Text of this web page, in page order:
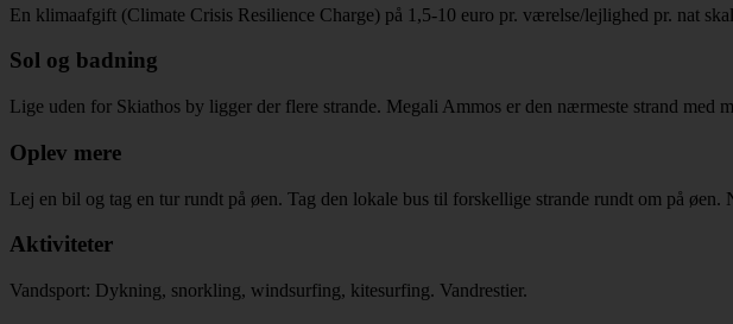
En klimaafgift (Climate Crisis Resilience Charge) på 1,5-10 euro pr. værelse/lejlighed pr. nat
Sol og badning
Lige uden for Skiathos by ligger der flere strande. Megali Ammos er den nærmeste strand med
Oplev mere
Lej en bil og tag en tur rundt på øen. Tag den lokale bus til forskellige strande rundt om på
Aktiviteter
Vandsport: Dykning, snorkling, windsurfing, kitesurfing. Vandrestier.